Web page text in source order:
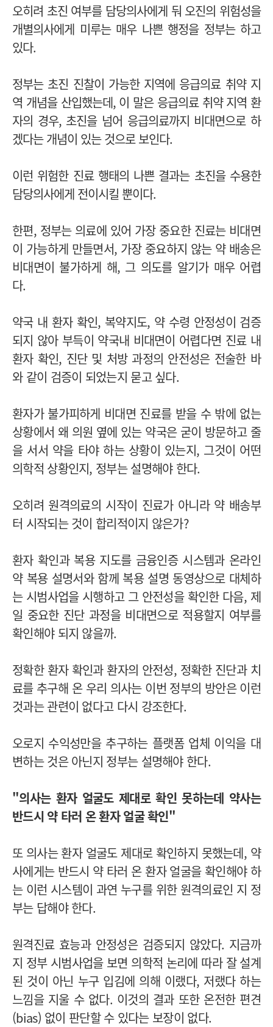
오히려 초진 여부를 담당의사에게 둬 오진의 위험성을
개별의사에게 미루는 매우 나쁜 행정을 정부는 하고
있다.
정부는 초진 진찰이 가능한 지역에 응급의료 취약 지
역 개념을 산입했는데, 이 말은 응급의료 취약 지역 환
자의 경우, 초진을 넘어 응급의료까지 비대면으로 하
겠다는 개념이 있는 것으로 보인다.
이런 위험한 진료 행태의 나쁜 결과는 초진을 수용한
담당의사에게 전이시킬 뿐이다.
한편, 정부는 의료에 있어 가장 중요한 진료는 비대면
이 가능하게 만들면서, 가장 중요하지 않는 약 배송은
비대면이 불가하게 해, 그 의도를 알기가 매우 어렵
다.
약국 내 환자 확인, 복약지도, 약 수령 안정성이 검증
되지 않아 부득이 약국내 비대면이 어렵다면 진료 내
환자 확인, 진단 및 처방 과정의 안전성은 전술한 바
와 같이 검증이 되었는지 묻고 싶다.
환자가 불가피하게 비대면 진료를 받을 수 밖에 없는
상황에서 왜 의원 옆에 있는 약국은 굳이 방문하고 줄
을 서서 약을 타야 하는 상황이 있는지, 그것이 어떤
의학적 상황인지, 정부는 설명해야 한다.
오히려 원격의료의 시작이 진료가 아니라 약 배송부
터 시작되는 것이 합리적이지 않은가?
환자 확인과 복용 지도를 금융인증 시스템과 온라인
약 복용 설명서와 함께 복용 설명 동영상으로 대체하
는 시범사업을 시행하고 그 안전성을 확인한 다음, 제
일 중요한 진단 과정을 비대면으로 적용할지 여부를
확인해야 되지 않을까.
정확한 환자 확인과 환자의 안전성, 정확한 진단과 치
료를 추구해 온 우리 의사는 이번 정부의 방안은 이런
것과는 관련이 없다고 다시 강조한다.
오로지 수익성만을 추구하는 플랫폼 업체 이익을 대
변하는 것은 아닌지 정부는 설명해야 한다.
"의사는 환자 얼굴도 제대로 확인 못하는데 약사는
반드시 약 타러 온 환자 얼굴 확인"
또 의사는 환자 얼굴도 제대로 확인하지 못했는데, 약
사에게는 반드시 약 타러 온 환자 얼굴을 확인해야 하
는 이런 시스템이 과연 누구를 위한 원격의료인 지 정
부는 답해야 한다.
원격진료 효능과 안정성은 검증되지 않았다. 지금까
지 정부 시범사업을 보면 의학적 논리에 따라 잘 설계
된 것이 아닌 누구 입김에 의해 이랬다, 저랬다 하는
느낌을 지울 수 없다. 이것의 결과 또한 온전한 편견
(bias) 없이 판단할 수 있다는 보장이 없다.